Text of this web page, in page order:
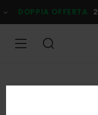
alle
informazioni
prodotto
DOPPIA OFFERTA